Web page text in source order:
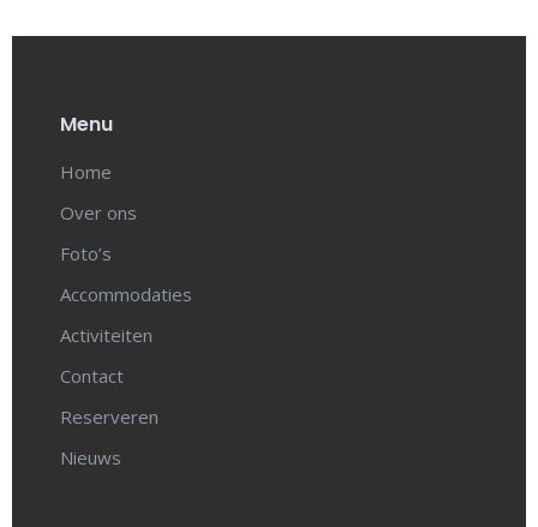
Menu
Home
Over ons
Foto’s
Accommodaties
Activiteiten
Contact
Reserveren
Nieuws